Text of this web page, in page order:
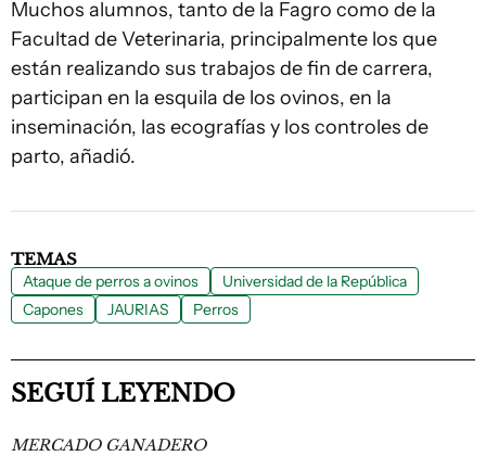
Muchos alumnos, tanto de la Fagro como de la
Facultad de Veterinaria, principalmente los que
están realizando sus trabajos de fin de carrera,
participan en la esquila de los ovinos, en la
inseminación, las ecografías y los controles de
parto, añadió.
TEMAS
Ataque de perros a ovinos
Universidad de la República
Capones
JAURIAS Perros
SEGUÍ LEYENDO
MERCADO GANADERO